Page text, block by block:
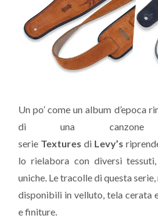
Un po’ come un album d’epoca
di una canzone
serie Textures di Levy’s
lo rielabora con diversi
uniche. Le tracolle di questa
disponibili in velluto, tela cerata
e finiture.